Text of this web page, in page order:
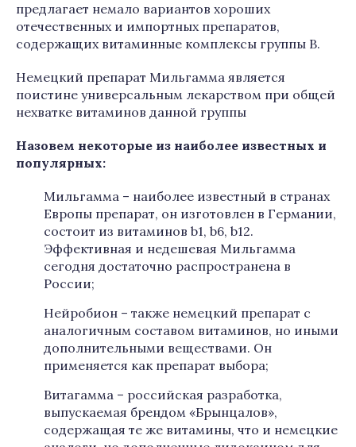
предлагает немало вариантов хороших
отечественных и импортных препаратов,
содержащих витаминные комплексы группы В.
Немецкий препарат Мильгамма является
поистине универсальным лекарством при общей
нехватке витаминов данной группы
Назовем некоторые из наиболее известных и
популярных:
Мильгамма – наиболее известный в странах
Европы препарат, он изготовлен в Германии,
состоит из витаминов b1, b6, b12.
Эффективная и недешевая Мильгамма
сегодня достаточно распространена в
России;
Нейробион – также немецкий препарат с
аналогичным составом витаминов, но иными
дополнительными веществами. Он
применяется как препарат выбора;
Витагамма – российская разработка,
выпускаемая брендом «Брынцалов»,
содержащая те же витамины, что и немецкие